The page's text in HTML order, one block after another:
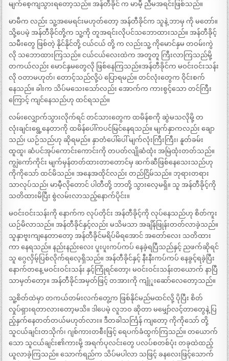
မျက်စေ့ကျသွားရတော့သည်။ အန်တီခိုင် က မာမီ့ ညီမအရင်းဖြစ်သည်။
မာမီက လည်း သူ့အမေရင်းမဟုတ်တော့ အန်တီခိုင်က သူနဲ့ ဘာမှ ကို မတော်။
သို့ပေမဲ့ အန်တီခိုင်တို့က သူ့ကို တူအရင်းလိုပင်သဘောထားသည်။ အန်တီခိုင့်
သမီးတွေ ဖြစ်တဲ့ နိုင်နိုင်တို့ ငယ်ငယ် တို့ က လည်းသူ့ ကိုမောင်နှမ တဝမ်းကွဲ
လို သဘောထားကြသည်။ ငယ်ငယ်လေးထဲက အတူတူ ကြီးလာကြသည်မို့
တကယ်လည်း မောင်နှမတွေလို ဖြစ်နေကြသည်။အန်တီခိုင်က မဝင်းဝင်းသန်း
လို ဝတာမဟုတ်၊ တောင့်သည်လို့ပဲ ပြောရမည်။ တင်လုံးတွေက ဝိုင်းစက်
နေသည်။ ခါးက သိပ်မသေးသော်လည်း အောက်က ကားစွင့်သော တင်ကြီး
ကြောင့် ကျင်နေသည်ဟု ထင်ရသည်။
လမ်းလျှောက်သွားလိုက်ရင် တင်သားတွေက ထမိန်စကို ဆွဲမသလိုမို့ တ
လုံးချင်းရွေ့နေတာကို ထမိန်ပေါ်ကပင်မြင်နေရသည်။ မျက်နှာကလည်း ချော
သည်၊ ယဉ်သည်ဟု ဆိုရမည်။ နှာတံပေါ်ပေါ် မျက်လုံးကြီးကြီး၊ နူတ်ခမ်း
ထူထူ၊ ဆံပင်အုပ်ကောင်းကောင်းကို တပတ်လျိုဆံထုံး အမြဲထုံးတတ်သည်။
ကျွဲကော်ကိုင်း မျက်မှန်တတ်ထားတာတောင်မှ ဆက်ဆီဖြစ်နေသေးသည်ဟု
ကိုကိုသော် ထင်မိသည်။ အနေအထိုင်လည်း တည်ငြိမ်သည်။ ဘုရားတရား
သာလုပ်သည်၊ မာမီ့လိုတောင် ပါတီတို့ ဘာတို့ သွားလေ့မရှိ။ သူ အန်တီခိုင့်ကို
သတိထားမိပြီး စွဲလမ်းလာသည့်နောက်ပိုင်း။
မဝင်းဝင်းသန်းကို နောက်က လုပ်တိုင်း အန်တီခိုင့်ကို လုပ်နေသည်ဟု စိတ်ကူး
ယဉ်မိလာသည်။ အန်တီခိုင်နှင့်လည်း မသိမသာ အချိန်ဖြုန်းတတ်လာခဲ့သည်။
သူနှာဗူးကျနေတာတော့ အန်တီခိုင်မရိပ်မိရအောင် အတော်လေး သတိထား
ကာ နေရသည်။ နည်းနည်းလေး ပူးပူးကပ်ကပ် နေခဲ့ရပြီသည်နှင့် ညဖက်ဆိုရင်
သူ ဂွေလှိမ့်ပြစ်လိုက်ရလေ့ရှိသည်။ အန်တီခိုင်နှင့် နီးနီးကပ်ကပ် နေခွင့်ရခဲ့ပြီး
နောက်တနေ့ မဝင်းဝင်းသန်း နှင့်ကြုံရင်တော့၊ မဝင်းဝင်းသန်းတယောက် နာပြီ
သာမှတ်တော့။ အန်တီခိုင်အမှတ်ဖြင့် တအားကို ကျုံူးဆော်လေတော့သည်။
သူ့စိတ်ထဲမှာ တကယ်တမ်းလက်တွေ့က ဖြစ်နိုင်မည်မထင်လို့ ပိုပြီး စိတ်
လှုပ်ရှားရတာလားတော့မသိ။ ဒါပေမဲ့ လူဘဝ ဆိုတာ မမျှော်လင့်တာတွေနဲ့ ပြ
ည့်နှက်နေတတ်တယ်မဟုတ်လား။ ဒီတခါသင်္ကြန် ကျတော့ ကိုကိုသော် တို့
သူငယ်ချင်းတသိုက်၊ ဂျစ်ကားတစီးဖြင့် ရေပက်ခံထွက်ကြသည်။ တယောက်
သော သူငယ်ချင်း၏ကားမို့ အရက်ပုလင်းတွေ ပလပ်စတစ်ပုံး တခုထဲထည့်
ယူလာခဲ့ကြသည်။ သောက်ရည်က သိပ်မပါလာ သဖြင့် ခနလေးဖြင့်သောက်